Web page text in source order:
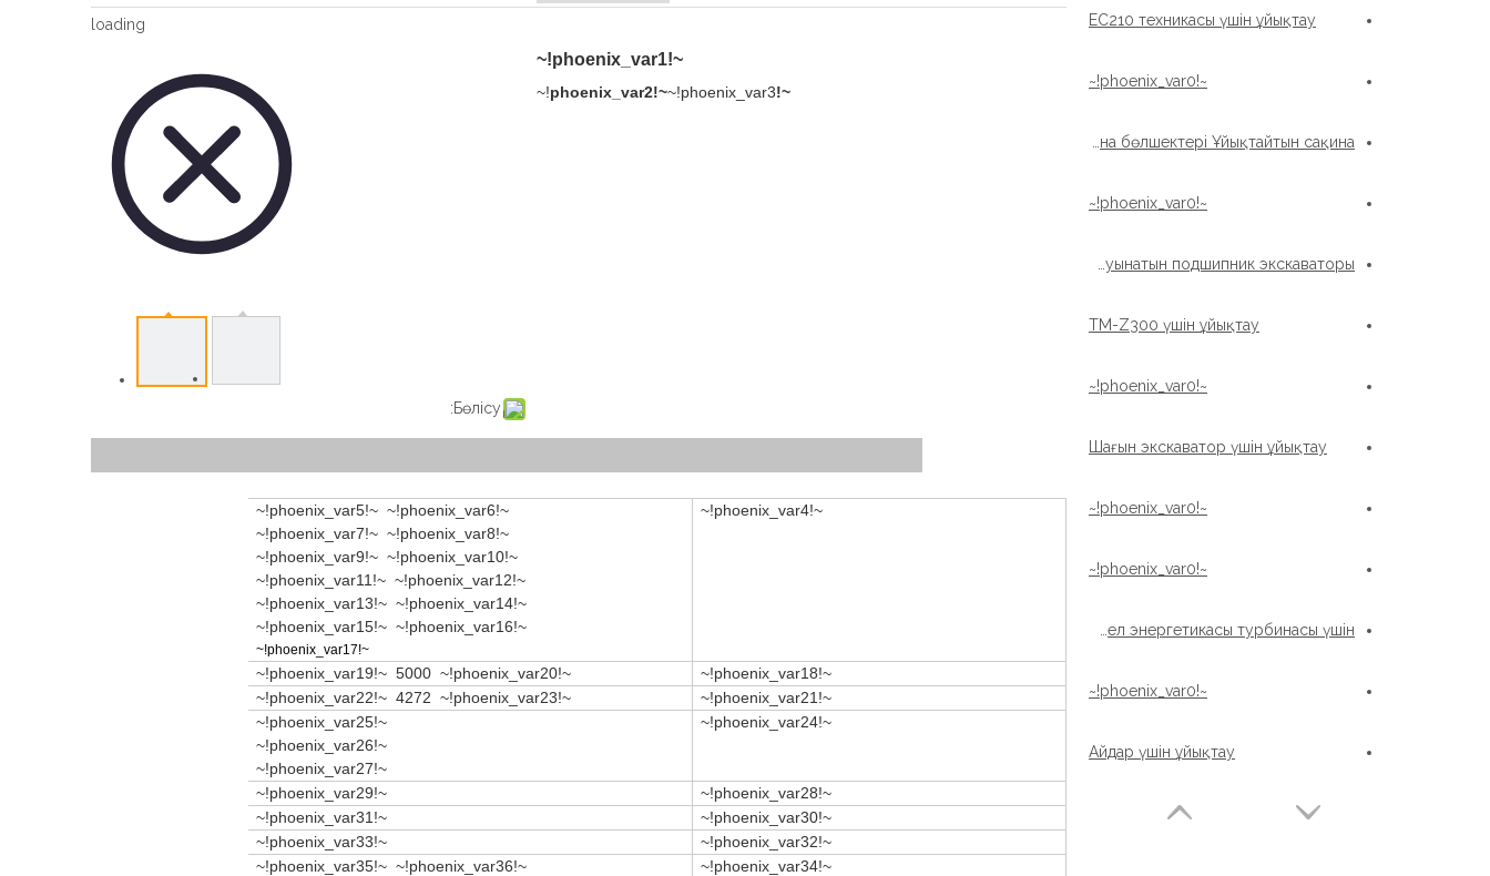
Vertical Slew Drive
loading
Бөлісу:
~!phoenix_var1!~
~!phoenix_var2!~
~!phoenix_var3!~
~!phoenix_var4!~
~!phoenix_var5!~ ~!phoenix_var6!~
~!phoenix_var7!~ ~!phoenix_var8!~
~!phoenix_var9!~ ~!phoenix_var10!~
~!phoenix_var11!~ ~!phoenix_var12!~
~!phoenix_var13!~ ~!phoenix_var14!~
~!phoenix_var15!~ ~!phoenix_var16!~
~!phoenix_var17!~
~!phoenix_var18!~
~!phoenix_var19!~ 5000 ~!phoenix_var20!~
~!phoenix_var21!~
~!phoenix_var22!~ 4272 ~!phoenix_var23!~
~!phoenix_var24!~
~!phoenix_var25!~
~!phoenix_var26!~
~!phoenix_var27!~
~!phoenix_var28!~
~!phoenix_var29!~
~!phoenix_var30!~
~!phoenix_var31!~
~!phoenix_var32!~
~!phoenix_var33!~
~!phoenix_var34!~
~!phoenix_var35!~
~!phoenix_var36!~
EC210 техникасы үшін ұйықтау
~!phoenix_var0!~
~!phoenix_var0!~
TM-Z300 үшін ұйықтау
~!phoenix_var0!~
Шағын экскаватор үшін ұйықтау
~!phoenix_var0!~
~!phoenix_var0!~
~!phoenix_var0!~
Айдар үшін ұйықтау